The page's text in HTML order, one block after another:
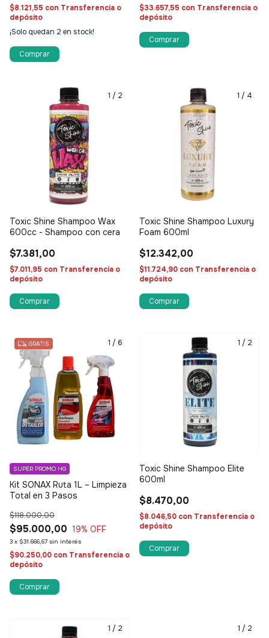
$8.121,55 con Transferencia o
depósito
¡Solo quedan 2 en stock!
Comprar
$33.657,55 con Transferencia o
depósito
1 / 2
Toxic Shine Shampoo Wax
600cc - Shampoo con cera
$7.381,00
$7.011,95 con Transferencia o
depósito
1 / 4
Toxic Shine Shampoo Luxury
Foam 600ml
$12.342,00
$11.724,90 con Transferencia o
depósito
1 / 6
GRATIS
Kit SONAX Ruta 1L – Limpieza
Total en 3 Pasos
$95.000,00
$118.000,00
19% OFF
3 x $31.666,67 sin interés
SUPER PROMO HG
$90.250,00 con Transferencia o
depósito
1 / 2
Toxic Shine Shampoo Elite
600ml
$8.470,00
$8.046,50 con Transferencia o
depósito
1 / 2 1 / 2